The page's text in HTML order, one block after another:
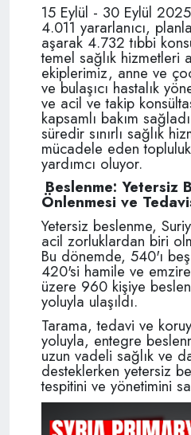
15 Eylül - 30 Eylül
4.011 yararlanıcı,
aşarak 4.732 tıbbi
temel sağlık hizmetleri
ekiplerimiz, anne ve
ve bulaşıcı hastalık
ve acil ve takip
kapsamlı bakım
süredir sınırlı sağlık
mücadele eden
yardımcı oluyor.
Beslenme: Yetersiz
Önlenmesi ve
Yetersiz beslenme,
acil zorluklardan biri
Bu dönemde, 540'ı
420'si hamile ve
üzere 960 kişiye
yoluyla ulaşıldı.
Tarama, tedavi ve
yoluyla, entegre
uzun vadeli sağlık ve
desteklerken yetersiz
tespitini ve yönetimini